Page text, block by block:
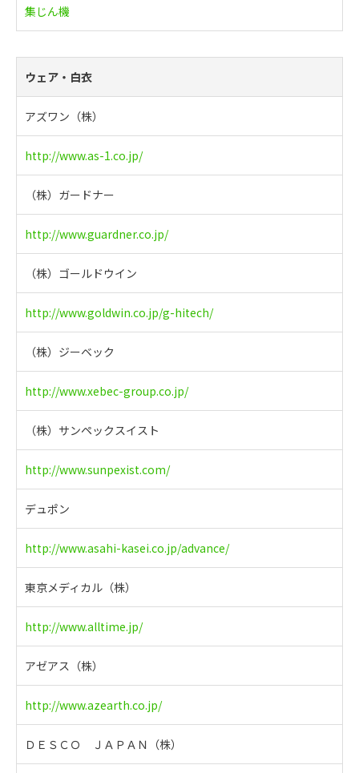
集じん機
ウェア・白衣
アズワン（株）
http://www.as-1.co.jp/
（株）ガードナー
http://www.guardner.co.jp/
（株）ゴールドウイン
http://www.goldwin.co.jp/g-hitech/
（株）ジーベック
http://www.xebec-group.co.jp/
（株）サンペックスイスト
http://www.sunpexist.com/
デュポン
http://www.asahi-kasei.co.jp/advance/
東京メディカル（株）
http://www.alltime.jp/
アゼアス（株）
http://www.azearth.co.jp/
ＤＥＳＣＯ ＪＡＰＡＮ（株）